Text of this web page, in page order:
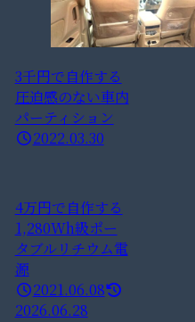
3千円で自作する
圧迫感のない車内
パーティション
2022.03.30
4万円で自作する
1,280Wh級ポー
タブルリチウム電
源
2021.06.08
2026.06.28